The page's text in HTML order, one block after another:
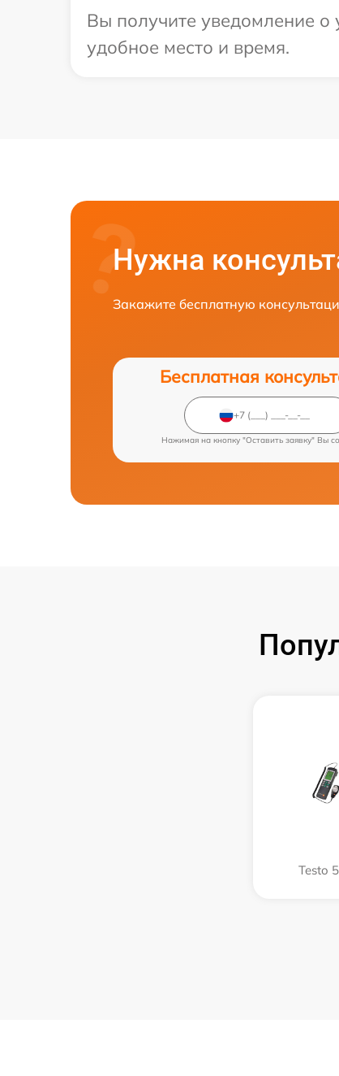
Вы получите уведомление о
удобное место и время.
Нужна
Закажите бесплатную
Бесплатная
Нажимая на кнопку "Оставить заявку" Вы
Testo